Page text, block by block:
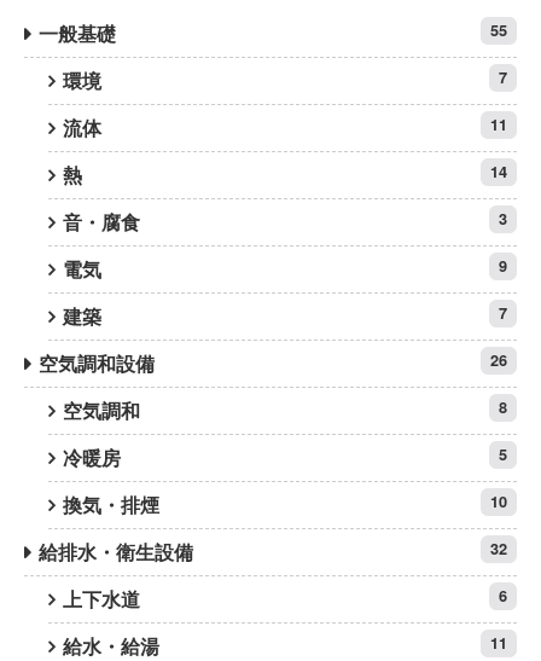
一般基礎 55
環境 7
流体 11
熱 14
音・腐食 3
電気 9
建築 7
空気調和設備 26
空気調和 8
冷暖房 5
換気・排煙 10
給排水・衛生設備 32
上下水道 6
給水・給湯 11